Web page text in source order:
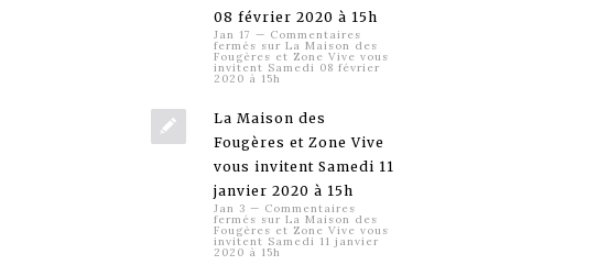
08 février 2020 à 15h
Jan 17 — Commentaires
fermés sur La Maison des
Fougères et Zone Vive vous
invitent Samedi 08 février
2020 à 15h
La Maison des
Fougères et Zone Vive
vous invitent Samedi 11
janvier 2020 à 15h
Jan 3 — Commentaires
fermés sur La Maison des
Fougères et Zone Vive vous
invitent Samedi 11 janvier
2020 à 15h